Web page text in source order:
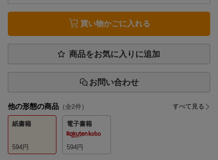
買い物かごに入れる
商品をお気に入りに追加
お問い合わせ
他の形態の商品 （全2件） すべて見る
紙書籍
594円
電子書籍
594円